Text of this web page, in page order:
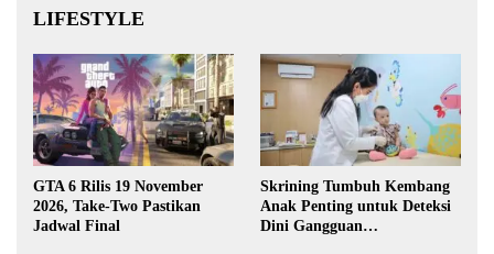
LIFESTYLE
GTA 6 Rilis 19 November
2026, Take-Two Pastikan
Jadwal Final
Skrining Tumbuh Kembang
Anak Penting untuk Deteksi
Dini Gangguan